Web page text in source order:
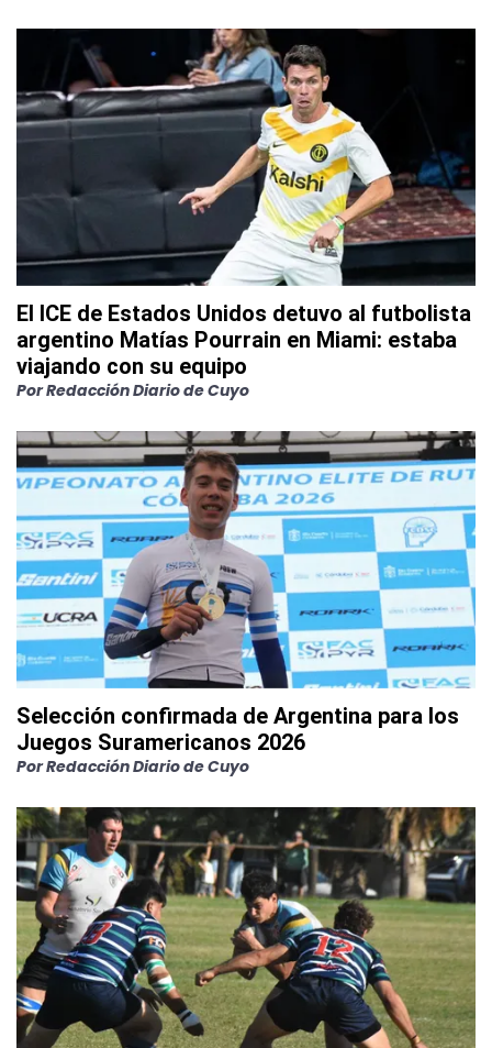
El ICE de Estados Unidos detuvo al futbolista
argentino Matías Pourrain en Miami: estaba
viajando con su equipo
PorRedacción Diario de Cuyo
Selección confirmada de Argentina para los
Juegos Suramericanos 2026
PorRedacción Diario de Cuyo